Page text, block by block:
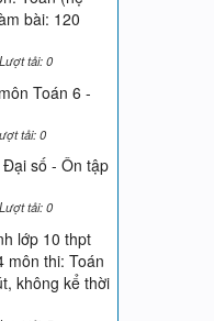
bài: 120
Lượt tải: 0
Toán 6 -
tải: 0
số - Ôn tập
Lượt tải: 0
lớp 10 thpt
môn thi: Toán
không kể thời